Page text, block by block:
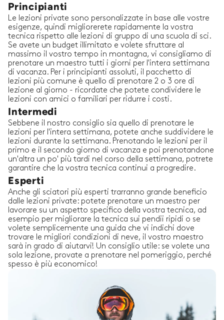
Principianti
Le lezioni private sono personalizzate in base alle vostre
esigenze, quindi migliorerete rapidamente la vostra
tecnica rispetto alle lezioni di gruppo di una scuola di sci.
Se avete un budget illimitato e volete sfruttare al
massimo il vostro tempo in montagna, vi consigliamo di
prenotare un maestro tutti i giorni per l'intera settimana
di vacanza. Per i principianti assoluti, il pacchetto di
lezioni più comune è quello di prenotare 2 o 3 ore di
lezione al giorno - ricordate che potete condividere le
lezioni con amici o familiari per ridurre i costi.
Intermedi
Sebbene il nostro consiglio sia quello di prenotare le
lezioni per l'intera settimana, potete anche suddividere le
lezioni durante la settimana. Prenotando le lezioni per il
primo e il secondo giorno di vacanza e poi prenotandone
un'altra un po' più tardi nel corso della settimana, potrete
garantire che la vostra tecnica continui a progredire.
Esperti
Anche gli sciatori più esperti trarranno grande beneficio
dalle lezioni private: potete prenotare un maestro per
lavorare su un aspetto specifico della vostra tecnica, ad
esempio per migliorare la tecnica sui pendii ripidi o se
volete semplicemente una guida che vi indichi dove
trovare le migliori condizioni di neve, il vostro maestro
sarà in grado di aiutarvi! Un consiglio utile: se volete una
sola lezione, provate a prenotare nel pomeriggio, perché
spesso è più economico!